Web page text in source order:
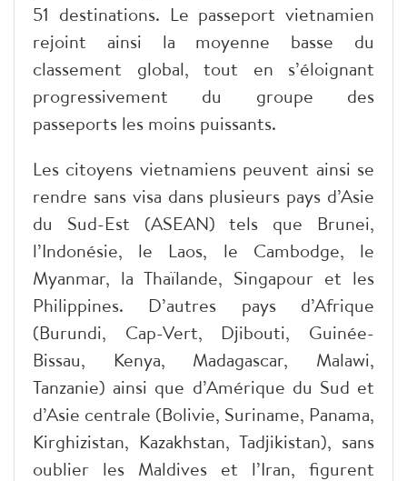
51 destinations. Le passeport vietnamien
rejoint ainsi la moyenne basse du
classement global, tout en s’éloignant
progressivement du groupe des
passeports les moins puissants.
Les citoyens vietnamiens peuvent ainsi se
rendre sans visa dans plusieurs pays d’Asie
du Sud-Est (ASEAN) tels que Brunei,
l’Indonésie, le Laos, le Cambodge, le
Myanmar, la Thaïlande, Singapour et les
Philippines. D’autres pays d’Afrique
(Burundi, Cap-Vert, Djibouti, Guinée-
Bissau, Kenya, Madagascar, Malawi,
Tanzanie) ainsi que d’Amérique du Sud et
d’Asie centrale (Bolivie, Suriname, Panama,
Kirghizistan, Kazakhstan, Tadjikistan), sans
oublier les Maldives et l’Iran, figurent